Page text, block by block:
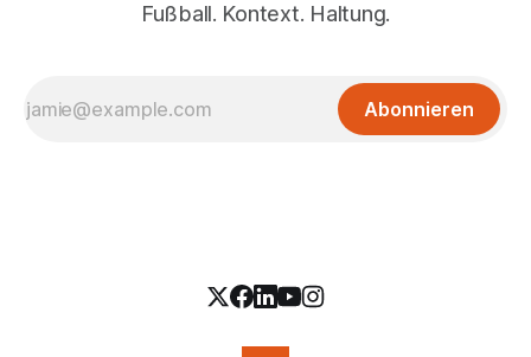
Fußball. Kontext. Haltung.
Abonnieren